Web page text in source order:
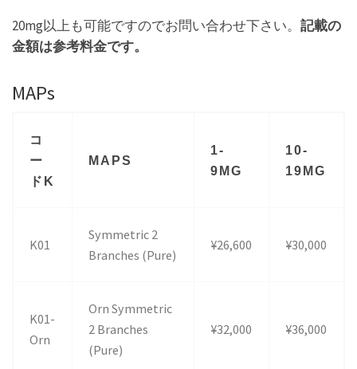
20mg以上も可能ですのでお問い合わせ下さい。 記載の
金額は参考料金です。
MAPs
コ
ー
ドK
MAPS
1-
9MG
10-
19MG
K01
Symmetric 2
Branches (Pure)
¥26,600 ¥30,000
K01-
Orn
Orn Symmetric
2 Branches
(Pure)
¥32,000 ¥36,000